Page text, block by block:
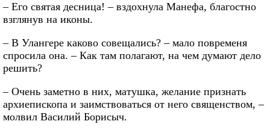
– Его святая десница! – вздохнула Манефа, благостно
взглянув на иконы.
– В Улангере каково совещались? – мало повременя
спросила она. – Как там полагают, на чем думают дело
решить?
– Очень заметно в них, матушка, желание признать
архиепископа и заимствоваться от него священством, –
молвил Василий Борисыч.